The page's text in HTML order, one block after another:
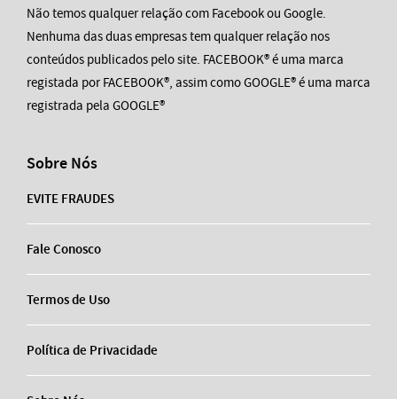
Não temos qualquer relação com Facebook ou Google.
Nenhuma das duas empresas tem qualquer relação nos
conteúdos publicados pelo site. FACEBOOK® é uma marca
registada por FACEBOOK®, assim como GOOGLE® é uma marca
registrada pela GOOGLE®
Sobre Nós
EVITE FRAUDES
Fale Conosco
Termos de Uso
Política de Privacidade